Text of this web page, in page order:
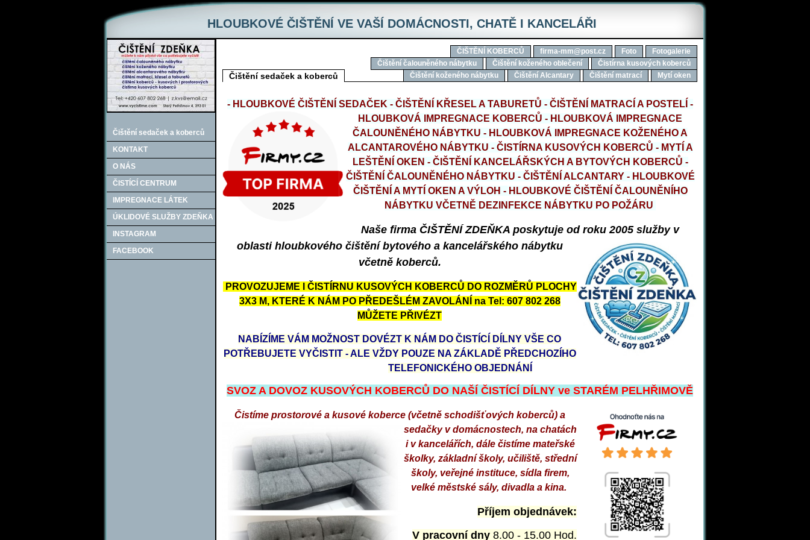
HLOUBKOVÉ ČIŠTĚNÍ VE VAŠÍ DOMÁCNOSTI‚ CHATĚ I KANCELÁŘI
Čištění sedaček a koberců
KONTAKT
O NÁS
ČISTÍCÍ CENTRUM
IMPREGNACE LÁTEK
ÚKLIDOVÉ SLUŽBY ZDEŇKA
INSTAGRAM
FACEBOOK
Čištění sedaček a koberců
Fotogalerie
Foto
firma-mm@post.cz
ČIŠTĚNÍ KOBERCŮ
Čistírna kusových koberců
Čištění koženého oblečení
Čištění čalouněného nábytku
Mytí oken
Čištění matrací
Čištění Alcantary
Čištění koženého nábytku
- HLOUBKOVÉ ČIŠTĚNÍ SEDAČEK - ČIŠTĚNÍ KŘESEL A TABURETŮ - ČIŠTĚNÍ MATRACÍ A POSTELÍ -
HLOUBKOVÁ IMPREGNACE KOBERCŮ - HLOUBKOVÁ IMPREGNACE
ČALOUNĚNÉHO NÁBYTKU - HLOUBKOVÁ IMPREGNACE KOŽENÉHO A
ALCANTAROVÉHO NÁBYTKU - ČISTÍRNA KUSOVÝCH KOBERCŮ - MYTÍ A
LEŠTĚNÍ OKEN - ČIŠTĚNÍ KANCELÁŘSKÝCH A BYTOVÝCH KOBERCŮ -
ČIŠTĚNÍ ČALOUNĚNÉHO NÁBYTKU - ČIŠTĚNÍ ALCANTARY - HLOUBKOVÉ
ČIŠTĚNÍ A MYTÍ OKEN A VÝLOH - HLOUBKOVÉ ČIŠTĚNÍ ČALOUNĚNÍHO
NÁBYTKU VČETNĚ DEZINFEKCE NÁBYTKU PO POŽÁRU
Naše firma ČIŠTĚNÍ ZDEŇKA poskytuje od roku 2005služby v
oblasti hloubkového čištěníbytového a kancelářského nábytku
včetně koberců.
PROVOZUJEME I ČISTÍRNU KUSOVÝCH KOBERCŮ DO ROZMĚRŮ PLOCHY
3X3 M, KTERÉ K NÁM PO PŘEDEŠLÉM ZAVOLÁNÍ na Tel: 607 802 268
MŮŽETE PŘIVÉZT
NABÍZÍME VÁM MOŽNOST DOVÉZT K NÁM DO ČISTÍCÍ DÍLNY VŠE CO
POTŘEBUJETE VYČISTIT - ALE VŽDY POUZE NA ZÁKLADĚ PŘEDCHOZÍHO
TELEFONICKÉHO OBJEDNÁNÍ
SVOZ A DOVOZ KUSOVÝCH KOBERCŮ DO NAŠÍ ČISTÍCÍ DÍLNY ve STARÉM PELHŘIMOVĚ
Čistíme prostorové a kusové koberce (včetně schodišťových koberců) a
sedačky v domácnostech, na chatách
i v kancelářích, dále čistíme mateřské
školky, základní školy, učiliště, střední
školy, veřejné instituce, sídla firem,
velké městské sály, divadla a kina.
Příjem objednávek:
V pracovní dny 8.00 - 15.00 Hod.